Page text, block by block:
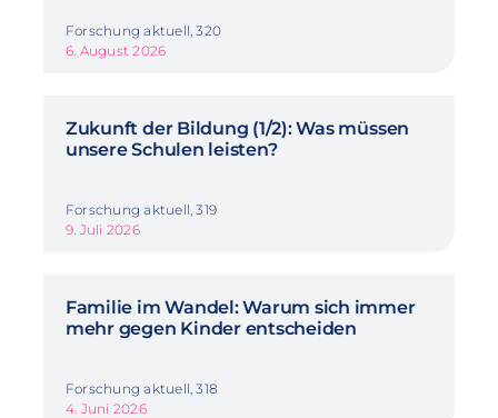
Forschung aktuell, 320
6. August 2026
Zukunft der Bildung (1/2): Was müssen
unsere Schulen leisten?
Forschung aktuell, 319
9. Juli 2026
Familie im Wandel: Warum sich immer
mehr gegen Kinder entscheiden
Forschung aktuell, 318
4. Juni 2026